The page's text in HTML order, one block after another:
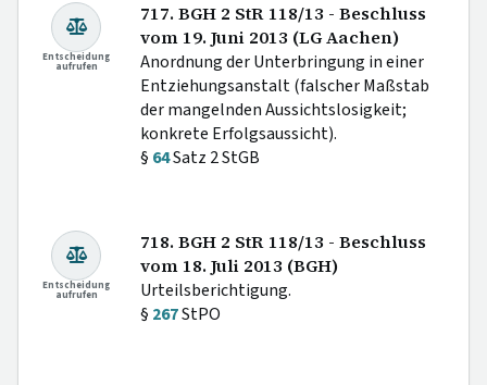
Entscheidung
aufrufen
717. BGH 2 StR 118/13 - Beschluss
vom 19. Juni 2013 (LG Aachen)
Anordnung der Unterbringung in einer
Entziehungsanstalt (falscher Maßstab
der mangelnden Aussichtslosigkeit;
konkrete Erfolgsaussicht).
§ 64Satz 2 StGB
Entscheidung
aufrufen
718. BGH 2 StR 118/13 - Beschluss
vom 18. Juli 2013 (BGH)
Urteilsberichtigung.
§ 267StPO